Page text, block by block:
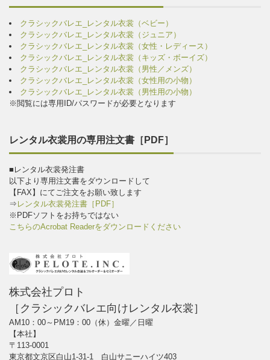
クラシックバレエ_レンタル衣裳（ベビー）
クラシックバレエ_レンタル衣裳（ジュニア）
クラシックバレエ_レンタル衣裳（女性・レディース）
クラシックバレエ_レンタル衣裳（キッズ・ボーイズ）
クラシックバレエ_レンタル衣裳（男性／メンズ）
クラシックバレエ_レンタル衣裳（女性用の小物）
クラシックバレエ_レンタル衣裳（男性用の小物）
※閲覧には専用ID/パスワードが必要となります
レンタル衣裳用の専用注文書［PDF］
■レンタル衣裳発注書
以下より専用注文書をダウンロードして
【FAX】にてご注文をお願い致します
⇒ レンタル衣裳発注書［PDF］
※PDFソフトをお持ちではない
こちらのAcrobat Readerをダウンロードください
株式会社プロト
［クラシックバレエ向けレンタル衣裳］
AM10：00～PM19：00（休）金曜／日曜
【本社】
〒113-0001
東京都文京区白山1-31-1 白山サニーハイツ403